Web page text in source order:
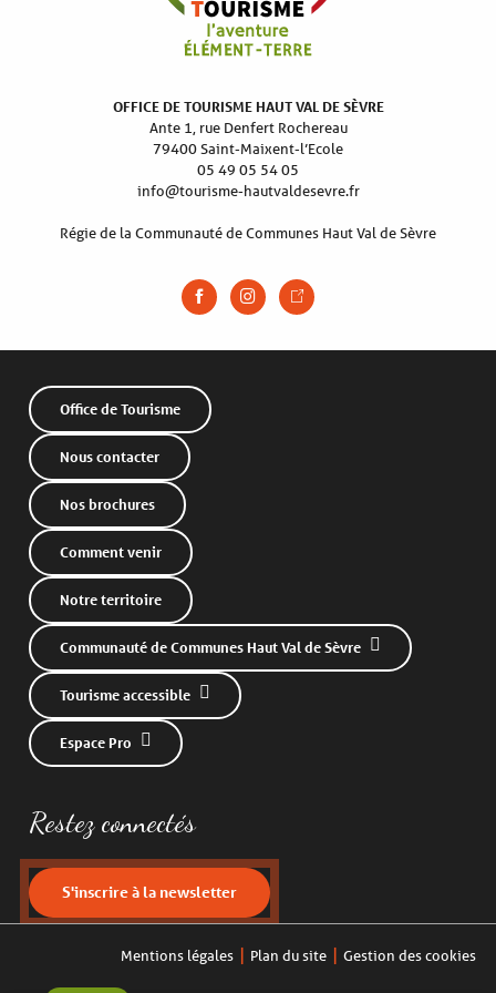
Tout
Listes
OFFICE DE TOURISME HAUT VAL DE SÈVRE
Ante 1, rue Denfert Rochereau
79400 Saint-Maixent-l’Ecole
05 49 05 54 05
info@tourisme-hautvaldesevre.fr
Régie de la Communauté de Communes Haut Val de Sèvre
Office de Tourisme
Nous contacter
Nos brochures
Comment venir
Notre territoire
Communauté de Communes Haut Val de Sèvre
Tourisme accessible
Espace Pro
Restez connectés
S'inscrire à la newsletter
Mentions légales Plan du site Gestion des cookies